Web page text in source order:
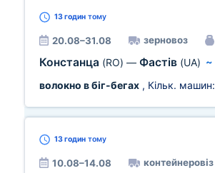
13 годин тому
20.08–31.08 зерновоз
Констанца (RO) — Фастів (UA) ~
волокно в біг-бегах , Кільк. машин:
13 годин тому
10.08–14.08 контейнеровіз